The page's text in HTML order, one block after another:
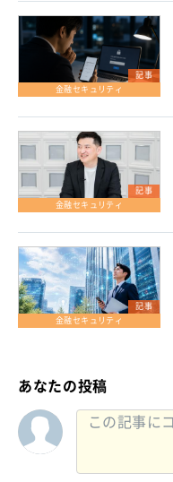
記事
金融セキュリティ
記事
金融セキュリティ
記事
金融セキュリティ
あなたの投稿